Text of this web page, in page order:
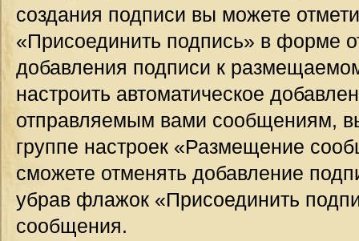
создания подписи вы можете
«Присоединить подпись» в форме
добавления подписи к
настроить автоматическое
отправляемым вами сообщениям,
группе настроек «Размещение
сможете отменять добавление
убрав флажок «Присоединить
сообщения.